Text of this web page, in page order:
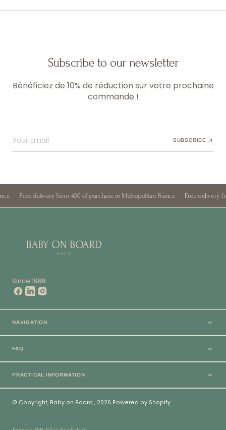
Subscribe to our newsletter
Bénéficiez de 10% de réduction sur votre prochaine
commande !
Your Email SUBSCRIBE
delivery from 40€ of purchase in Metropolitan France Free delivery from
Since 1988
NAVIGATION
FAQ
PRACTICAL INFORMATION
© Copyright, Baby on Board , 2026 Powered by Shopify